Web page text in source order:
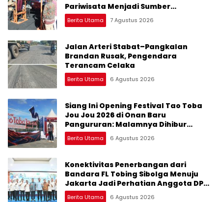
Pariwisata Menjadi Sumber
Pertumbuhan Ekonomi Baru
Berita Utama 7 Agustus 2026
Jalan Arteri Stabat–Pangkalan
Brandan Rusak, Pengendara
Terancam Celaka
Berita Utama 6 Agustus 2026
Siang Ini Opening Festival Tao Toba
Jou Jou 2026 di Onan Baru
Pangururan: Malamnya Dihibur
Marsada Band
Berita Utama 6 Agustus 2026
Konektivitas Penerbangan dari
Bandara FL Tobing Sibolga Menuju
Jakarta Jadi Perhatian Anggota DPR
RI Muhammad Lokot Nasution
Berita Utama 6 Agustus 2026